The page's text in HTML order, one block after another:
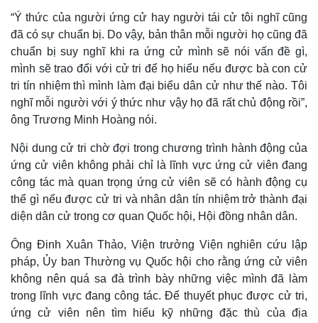
“Ý thức của người ứng cử hay người tái cử tôi nghĩ cũng
đã có sự chuẩn bị. Do vậy, bản thân mỗi người họ cũng đã
chuẩn bị suy nghĩ khi ra ứng cử mình sẽ nói vấn đề gì,
mình sẽ trao đổi với cử tri để họ hiểu nếu được bà con cử
tri tín nhiệm thì mình làm đại biểu dân cử như thế nào. Tôi
nghĩ mỗi người với ý thức như vậy họ đã rất chủ động rồi”,
ông Trương Minh Hoàng nói.
Nội dung cử tri chờ đợi trong chương trình hành động của
ứng cử viên không phải chỉ là lĩnh vực ứng cử viên đang
công tác mà quan trọng ứng cử viên sẽ có hành động cụ
thể gì nếu được cử tri và nhân dân tín nhiệm trở thành đại
diện dân cử trong cơ quan Quốc hội, Hội đồng nhân dân.
Ông Đinh Xuân Thảo, Viện trưởng Viện nghiên cứu lập
pháp, Ủy ban Thường vụ Quốc hội cho rằng ứng cử viên
không nên quá sa đà trình bày những việc mình đã làm
trong lĩnh vực đang công tác. Để thuyết phục được cử tri,
ứng cử viên nên tìm hiểu kỹ những đặc thù của địa